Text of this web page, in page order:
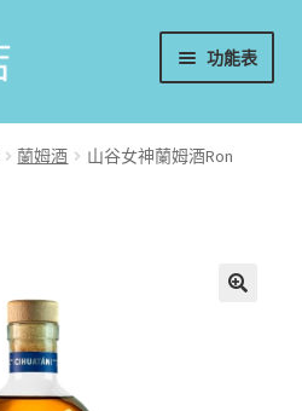
功能表
蘭姆酒
山谷女神蘭姆酒Ron